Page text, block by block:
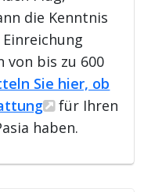
die Kenntnis
von bis zu 600
Sie hier, ob
für Ihren
haben.